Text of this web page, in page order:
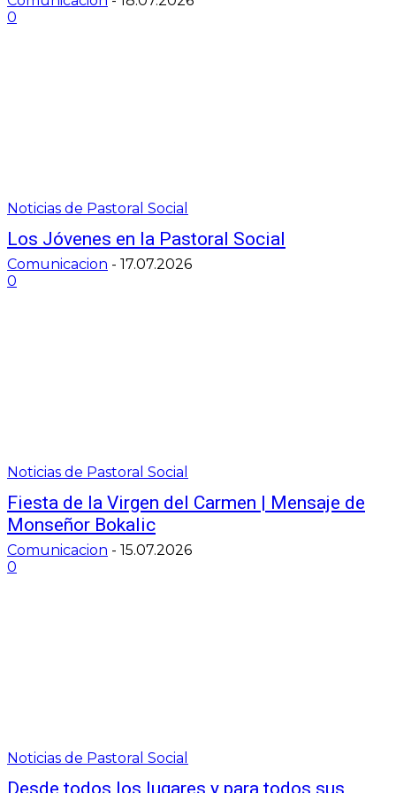
0
Noticias de Pastoral Social
Los Jóvenes en la Pastoral Social
Comunicacion - 17.07.2026
0
Noticias de Pastoral Social
Fiesta de la Virgen del Carmen | Mensaje de
Monseñor Bokalic
Comunicacion - 15.07.2026
0
Noticias de Pastoral Social
Desde todos los lugares y para todos sus